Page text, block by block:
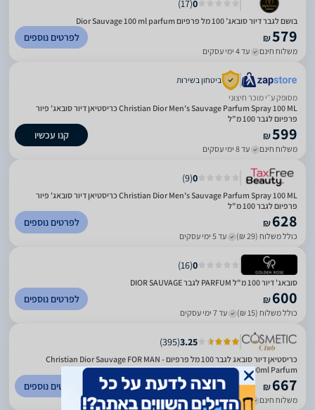
0
(
17
)
בושם לגבר דיור סובאג’ 100 מל פרפיום Dior Sauvage 100 ml parfum
₪579
משלוח חינם עד 4 ימי עסקים
לפרטים נוספים
ביטחון בשירות
מסופק ע״י מוכר חיצוני
Christian Dior Men's Sauvage Parfum Spray 100 ML כריסטיאן דיור סובאג' פיור
פרפיום לגבר 100 מ"ל
₪599
משלוח חינם עד 8 ימי עסקים
קנו עכשיו
0
(
9
)
Christian Dior Men's Sauvage Parfum Spray 100 ML כריסטיאן דיור סובאג' פיור
פרפיום לגבר 100 מ"ל
₪628
כולל משלוח (29 ₪) עד 5 ימי עסקים
לפרטים נוספים
0
(
16
)
סובאג' דיור 100 מ"ל PARFUM לגבר DIOR SAUVAGE
₪600
כולל משלוח (15 ₪) עד 7 ימי עסקים
לפרטים נוספים
3.25
(
395
)
כריסטיאן דיור סובאג לגבר 100 מל פרפיום - Christian Dior Sauvage FOR MAN
100ml Parfum
₪667
משלוח חינם עד 14 ימי עסקים
לפרטים נוספים